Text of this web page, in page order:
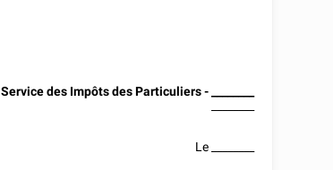
Service des Impôts des Particuliers -
Le